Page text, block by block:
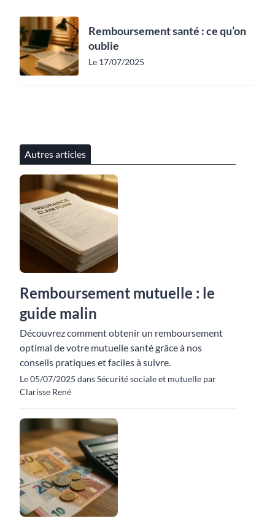
Remboursement santé : ce qu’on
oublie
Le 17/07/2025
Autres articles
Remboursement mutuelle : le
guide malin
Découvrez comment obtenir un remboursement
optimal de votre mutuelle santé grâce à nos
conseils pratiques et faciles à suivre.
Le 05/07/2025 dans Sécurité sociale et mutuelle par
Clarisse René